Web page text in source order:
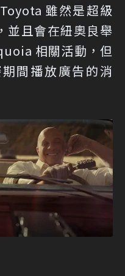
雖然是超級
並且會在紐奧良舉
相關活動，但
間播放廣告的消